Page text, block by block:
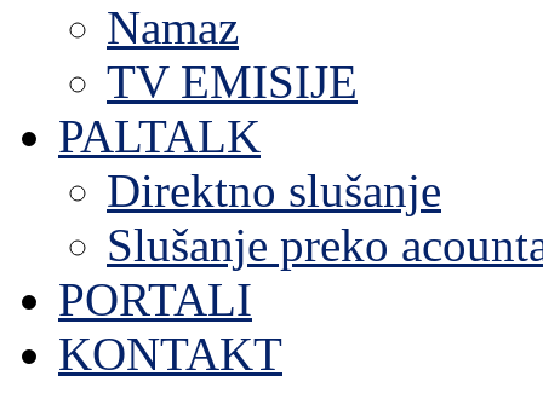
Namaz
TV EMISIJE
PALTALK
Direktno slušanje
Slušanje preko
PORTALI
KONTAKT